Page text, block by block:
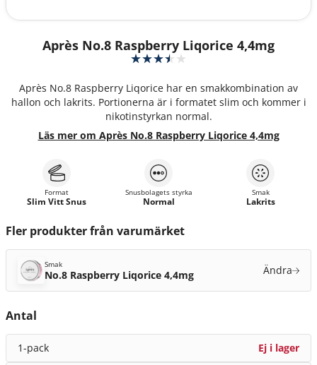
Après No.8 Raspberry Liqorice 4,4mg
Après No.8 Raspberry Liqorice har en smakkombination av
hallon och lakrits. Portionerna är i formatet slim och kommer i
nikotinstyrkan normal.
Läs mer om Après No.8 Raspberry Liqorice 4,4mg
Format
Slim Vitt Snus
Snusbolagets styrka
Normal
Smak
Lakrits
Fler produkter från varumärket
Smak
No.8 Raspberry Liqorice 4,4mg Ändra
Antal
1-pack Ej i lager